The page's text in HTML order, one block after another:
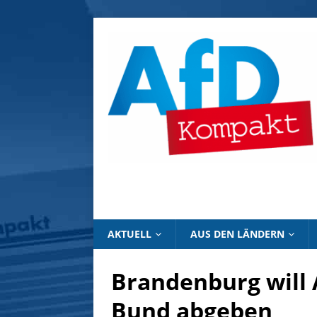
AKTUELL AUS DEN LÄNDERN
Brandenburg
Bund abgeben